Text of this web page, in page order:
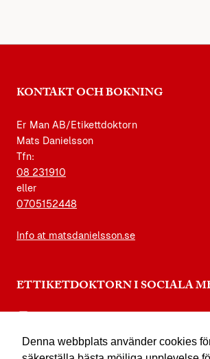
Denna webbplats använder cookies
KONTAKT OCH BOKNING
Er Man AB/Etikettdoktorn
Mats Danielsson
Tfn:
08 231910
eller
0705152448
Info at matsdanielsson.se
ETTIKETDOKTORN I SOCIALA
facebook.com/etikettdoktorn